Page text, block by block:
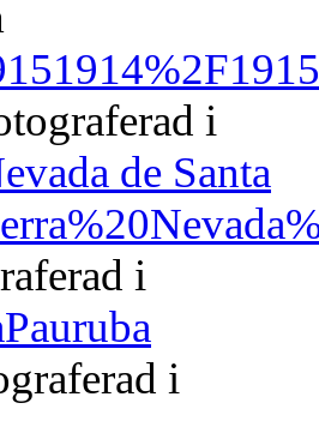
1914%2F1915
i
de Santa
i
Pauruba
i